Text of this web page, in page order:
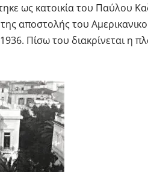
ως κατοικία του Παύλου
αποστολής του
Πίσω του διακρίνεται η